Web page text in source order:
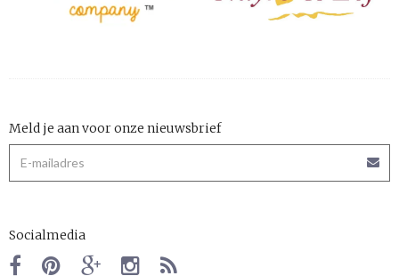
Meld je aan voor onze nieuwsbrief
Socialmedia